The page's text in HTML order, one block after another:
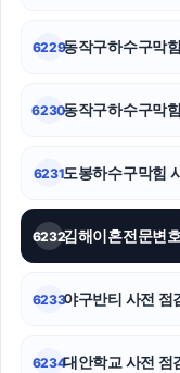
6229동작구하수구막
6230동작구하수구막
6231도봉하수구막힘
6232
6233야구반티 사전
6234대안학교 사전